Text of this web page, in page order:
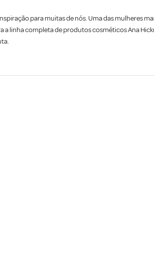
para muitas de nós. Uma das mulheres
linha completa de produtos cosméticos Ana